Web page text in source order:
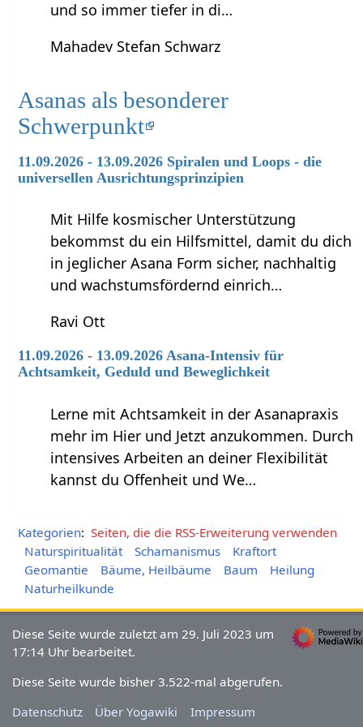
und so immer tiefer in di…
Mahadev Stefan Schwarz
Asanas als besonderer
Schwerpunkt
11.09.2026 - 13.09.2026 Spiralen und Loops - die
universellen Ausrichtungsprinzipien
Mit Hilfe kosmischer Unterstützung
bekommst du ein Hilfsmittel, damit du dich
in jeglicher Asana Form sicher, nachhaltig
und wachstumsfördernd einrich…
Ravi Ott
11.09.2026 - 13.09.2026 Asana-Intensiv für
Achtsamkeit, Geduld und Beweglichkeit
Lerne mit Achtsamkeit in der Asanapraxis
mehr im Hier und Jetzt anzukommen. Durch
intensives Arbeiten an deiner Flexibilität
kannst du Offenheit und We…
Kategorien: Seiten, die die RSS-Erweiterung verwenden
Naturspiritualität
Schamanismus
Kraftort
Geomantie
Bäume, Heilbäume Baum
Heilung
Naturheilkunde
Diese Seite wurde zuletzt am 29. Juli 2023 um
17:14 Uhr bearbeitet.
Diese Seite wurde bisher 3.522-mal abgerufen.
Datenschutz
Über Yogawiki Impressum